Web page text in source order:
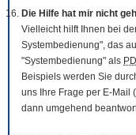
Die Hilfe hat mir nicht
Vielleicht hilft Ihnen bei
Systembedienung", das
"Systembedienung" als
Beispiels werden Sie
uns Ihre Frage per E-Mail (
dann umgehend